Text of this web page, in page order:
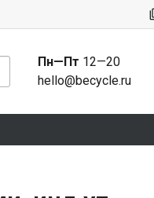
Пн—Пт 12—20
hello@becycle.ru